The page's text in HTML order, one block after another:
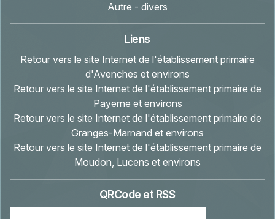
Autre - divers
Liens
Retour vers le site Internet de l'établissement primaire
d'Avenches et environs
Retour vers le site Internet de l'établissement primaire de
Payerne et environs
Retour vers le site Internet de l'établissement primaire de
Granges-Marnand et environs
Retour vers le site Internet de l'établissement primaire de
Moudon, Lucens et environs
QRCode et RSS